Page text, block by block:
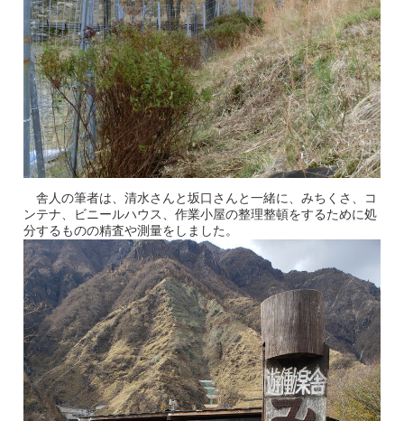
舎人の筆者は、清水さんと坂口さんと一緒に、みちくさ、コ
ンテナ、ビニールハウス、作業小屋の整理整頓をするために処
分するものの精査や測量をしました。